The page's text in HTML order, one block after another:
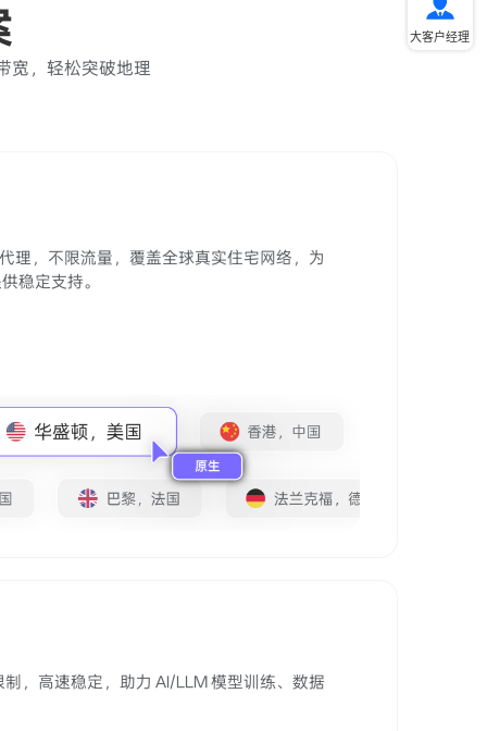
宽，轻松突破地理
理，不限流量，覆盖全球真实住宅网络，为
稳定支持。
，高速稳定，助力 AI/LLM 模型训练、数据
大客户经理